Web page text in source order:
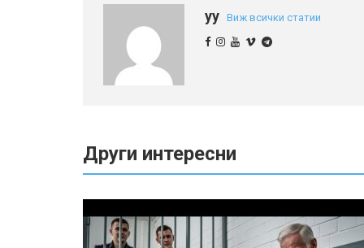
yy Виж всички статии
Други интересни